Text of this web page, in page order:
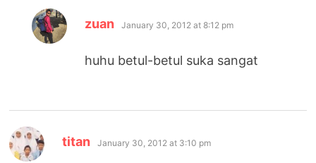
zuan says:
January 30, 2012 at 8:12 pm
huhu betul-betul suka sangat
titan says:
January 30, 2012 at 3:10 pm